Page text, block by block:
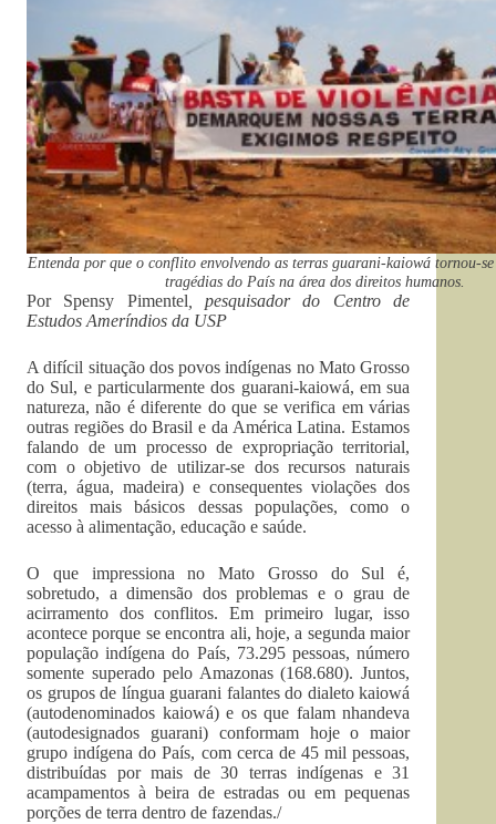
Entenda por que o conflito envolvendo as terras guarani-kaiowá tornou-se
tragédias do País na área dos direitos humanos.
Por Spensy Pimentel , pesquisador do Centro de
Estudos Ameríndios da USP
A difícil situação dos povos indígenas no Mato Grosso
do Sul, e particularmente dos guarani-kaiowá, em sua
natureza, não é diferente do que se verifica em várias
outras regiões do Brasil e da América Latina. Estamos
falando de um processo de expropriação territorial,
com o objetivo de utilizar-se dos recursos naturais
(terra, água, madeira) e consequentes violações dos
direitos mais básicos dessas populações, como o
acesso à alimentação, educação e saúde.
O que impressiona no Mato Grosso do Sul é,
sobretudo, a dimensão dos problemas e o grau de
acirramento dos conflitos. Em primeiro lugar, isso
acontece porque se encontra ali, hoje, a segunda maior
população indígena do País, 73.295 pessoas, número
somente superado pelo Amazonas (168.680). Juntos,
os grupos de língua guarani falantes do dialeto kaiowá
(autodenominados kaiowá) e os que falam nhandeva
(autodesignados guarani) conformam hoje o maior
grupo indígena do País, com cerca de 45 mil pessoas,
distribuídas por mais de 30 terras indígenas e 31
acampamentos à beira de estradas ou em pequenas
porções de terra dentro de fazendas./